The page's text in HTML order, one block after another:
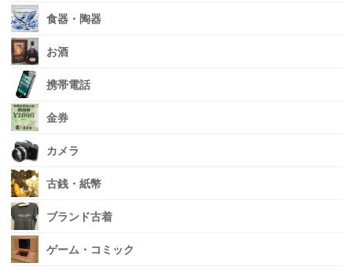
食器・陶器
お酒
携帯電話
金券
カメラ
古銭・紙幣
ブランド古着
ゲーム・コミック